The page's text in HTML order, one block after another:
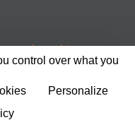
recrutement >
control over what you
Personalize